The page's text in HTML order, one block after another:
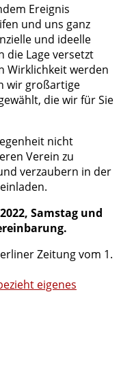
Ereignis
und uns ganz
und ideelle
die Lage versetzt
Wirklichkeit werden
wir großartige
die wir für Sie
nicht
Verein zu
verzaubern in der
Samstag und
Zeitung vom 1.
eigenes